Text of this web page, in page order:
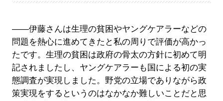
――伊藤さんは生理の貧困やヤングケアラーなどの
問題を熱心に進めてきたと私の周りで評価が高かっ
たです。生理の貧困は政府の骨太の方針に初めて明
記されましたし、ヤングケアラーも国による初の実
態調査が実現しました。野党の立場でありながら政
策実現をするというのはなかなか難しいことだと思